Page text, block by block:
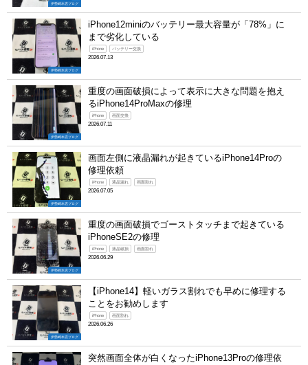
伊勢崎本店ブログ
伊勢崎本店ブログ
iPhone12miniのバッテリー最大容量が「78%」に
まで劣化している
iPhone バッテリー交換
2026.07.13
伊勢崎本店ブログ
重度の画面破損によって表示に大きな問題を抱え
るiPhone14ProMaxの修理
iPhone 画面交換
2026.07.11
伊勢崎本店ブログ
画面左側に液晶漏れが起きているiPhone14Proの
修理依頼
iPhone 液晶漏れ 画面割れ
2026.07.05
伊勢崎本店ブログ
重度の画面破損でゴーストタッチまで起きている
iPhoneSE2の修理
iPhone 液晶破損 画面割れ
2026.06.29
伊勢崎本店ブログ
【iPhone14】軽いガラス割れでも早めに修理する
ことをお勧めします
iPhone 画面割れ
2026.06.26
突然画面全体が白くなったiPhone13Proの修理依